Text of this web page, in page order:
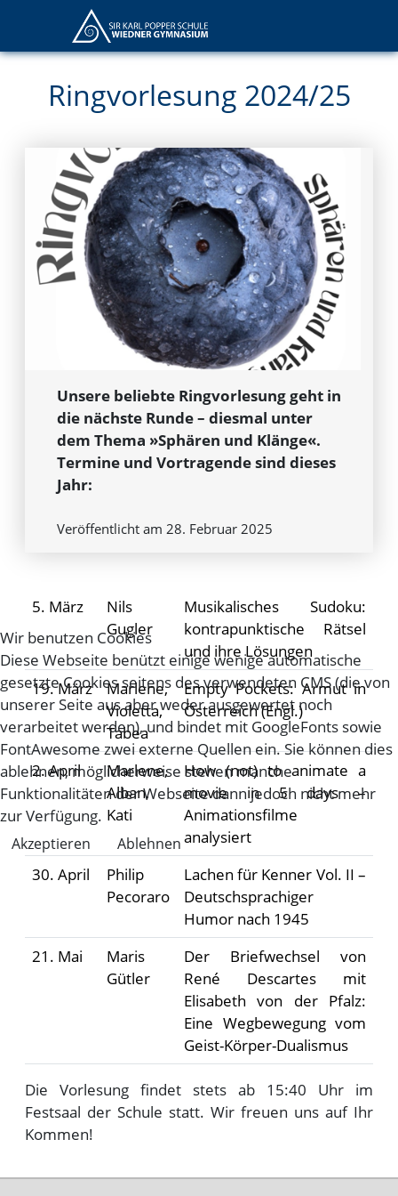
Ringvorlesung 2024/25
Unsere beliebte Ringvorlesung geht in
die nächste Runde – diesmal unter
dem Thema »Sphären und Klänge«.
Termine und Vortragende sind dieses
Jahr:
Veröffentlicht am 28. Februar 2025
5. März
Nils
Gugler
Musikalisches Sudoku:
kontrapunktische Rätsel
und ihre Lösungen
19. März
Marlene,
Violetta,
Tabea
Empty Pockets: Armut in
Österreich (Engl.)
2. April
Marlene,
Alban,
Kati
How (not) to animate a
movie in 5 days –
Animationsfilme
analysiert
30. April
Philip
Pecoraro
Lachen für Kenner Vol. II –
Deutschsprachiger
Humor nach 1945
21. Mai
Maris
Gütler
Der Briefwechsel von
René Descartes mit
Elisabeth von der Pfalz:
Eine Wegbewegung vom
Geist-Körper-Dualismus
Die Vorlesung findet stets ab 15:40 Uhr im
Festsaal der Schule statt. Wir freuen uns auf Ihr
Kommen!
Wir benutzen Cookies
Diese Webseite benützt einige wenige automatische
gesetzte Cookies seitens des verwendeten CMS (die von
unserer Seite aus aber weder ausgewertet noch
verarbeitet werden), und bindet mit GoogleFonts sowie
FontAwesome zwei externe Quellen ein. Sie können dies
ablehnen, möglicherweise stehen manche
Funktionalitäten der Webseite dann jedoch nicht mehr
zur Verfügung.
Akzeptieren Ablehnen